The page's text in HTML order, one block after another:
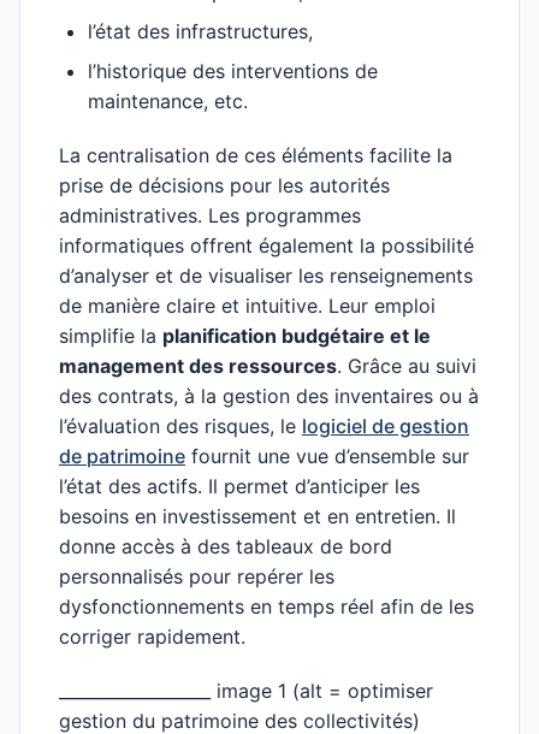
l’état des infrastructures,
l’historique des interventions de
maintenance, etc.
La centralisation de ces éléments facilite la
prise de décisions pour les autorités
administratives. Les programmes
informatiques offrent également la possibilité
d’analyser et de visualiser les renseignements
de manière claire et intuitive. Leur emploi
simplifie la planification budgétaire et le
management des ressources. Grâce au suivi
des contrats, à la gestion des inventaires ou à
l’évaluation des risques, le logiciel de gestion
de patrimoine fournit une vue d’ensemble sur
l’état des actifs. Il permet d’anticiper les
besoins en investissement et en entretien. Il
donne accès à des tableaux de bord
personnalisés pour repérer les
dysfonctionnements en temps réel afin de les
corriger rapidement.
__________________ image 1 (alt = optimiser
gestion du patrimoine des collectivités)